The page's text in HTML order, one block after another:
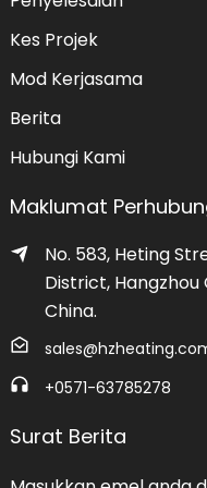
Kes Projek
Mod Kerjasama
Berita
Hubungi Kami
Maklumat
No. 583, Heting
District, Hangzhou
China.
+0571-63785278
Surat Berita